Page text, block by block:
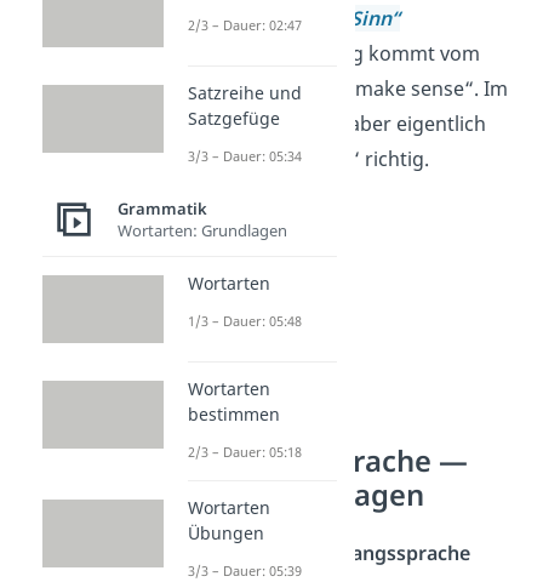
Etwas„macht Sinn“
Diese Wendung kommt vom
englischen „to make sense“. Im
Deutschen ist aber eigentlich
„Sinn ergeben “ richtig.
Umgangssprache —
häufigste Fragen
Was sind Umgangssprache
2/3 – Dauer: 02:47
Satzreihe und
Satzgefüge
3/3 – Dauer: 05:34
Grammatik
Wortarten: Grundlagen
Wortarten
1/3 – Dauer: 05:48
Wortarten
bestimmen
2/3 – Dauer: 05:18
Wortarten
Übungen
3/3 – Dauer: 05:39